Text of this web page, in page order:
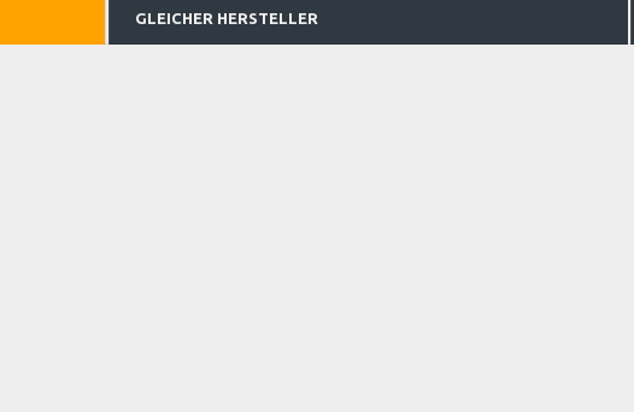
GLEICHER HERSTELLER